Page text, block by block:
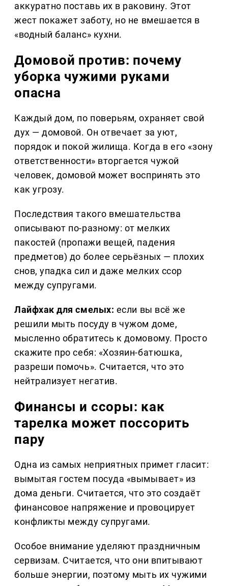
аккуратно поставь их в раковину. Этот
жест покажет заботу, но не вмешается в
«водный баланс» кухни.
Домовой против: почему
уборка чужими руками
опасна
Каждый дом, по поверьям, охраняет свой
дух — домовой. Он отвечает за уют,
порядок и покой жилища. Когда в его «зону
ответственности» вторгается чужой
человек, домовой может воспринять это
как угрозу.
Последствия такого вмешательства
описывают по-разному: от мелких
пакостей (пропажи вещей, падения
предметов) до более серьёзных — плохих
снов, упадка сил и даже мелких ссор
между супругами.
Лайфхак для смелых: если вы всё же
решили мыть посуду в чужом доме,
мысленно обратитесь к домовому. Просто
скажите про себя: «Хозяин-батюшка,
разреши помочь». Считается, что это
нейтрализует негатив.
Финансы и ссоры: как
тарелка может поссорить
пару
Одна из самых неприятных примет гласит:
вымытая гостем посуда «вымывает» из
дома деньги. Считается, что это создаёт
финансовое напряжение и провоцирует
конфликты между супругами.
Особое внимание уделяют праздничным
сервизам. Считается, что они впитывают
больше энергии, поэтому мыть их чужими